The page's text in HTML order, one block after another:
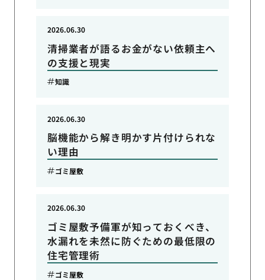
清掃業者が語るお金がない依頼主へ
の支援と現実
2026.06.30
知識
脳機能から解き明かす片付けられな
い理由
2026.06.30
ゴミ屋敷
ゴミ屋敷予備軍が知っておくべき、
水漏れを未然に防ぐための最低限の
住宅管理術
2026.06.30
ゴミ屋敷